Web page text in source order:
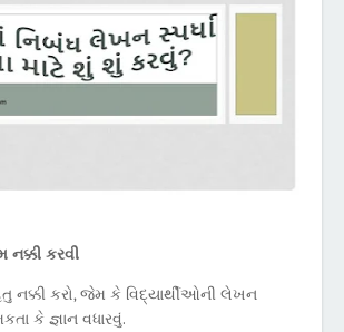
કરવી
નક્કી કરો,જેમ કે વિદ્યાર્થીઓની લેખન
કે જ્ઞાન વધારવું.